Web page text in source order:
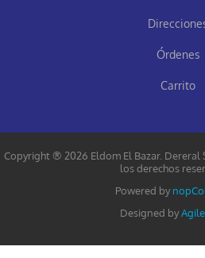
Órdenes
Carrito
Copyright ® 2026 Eldom El Bazar. Dereral
los derechos
Powered by
Designed by